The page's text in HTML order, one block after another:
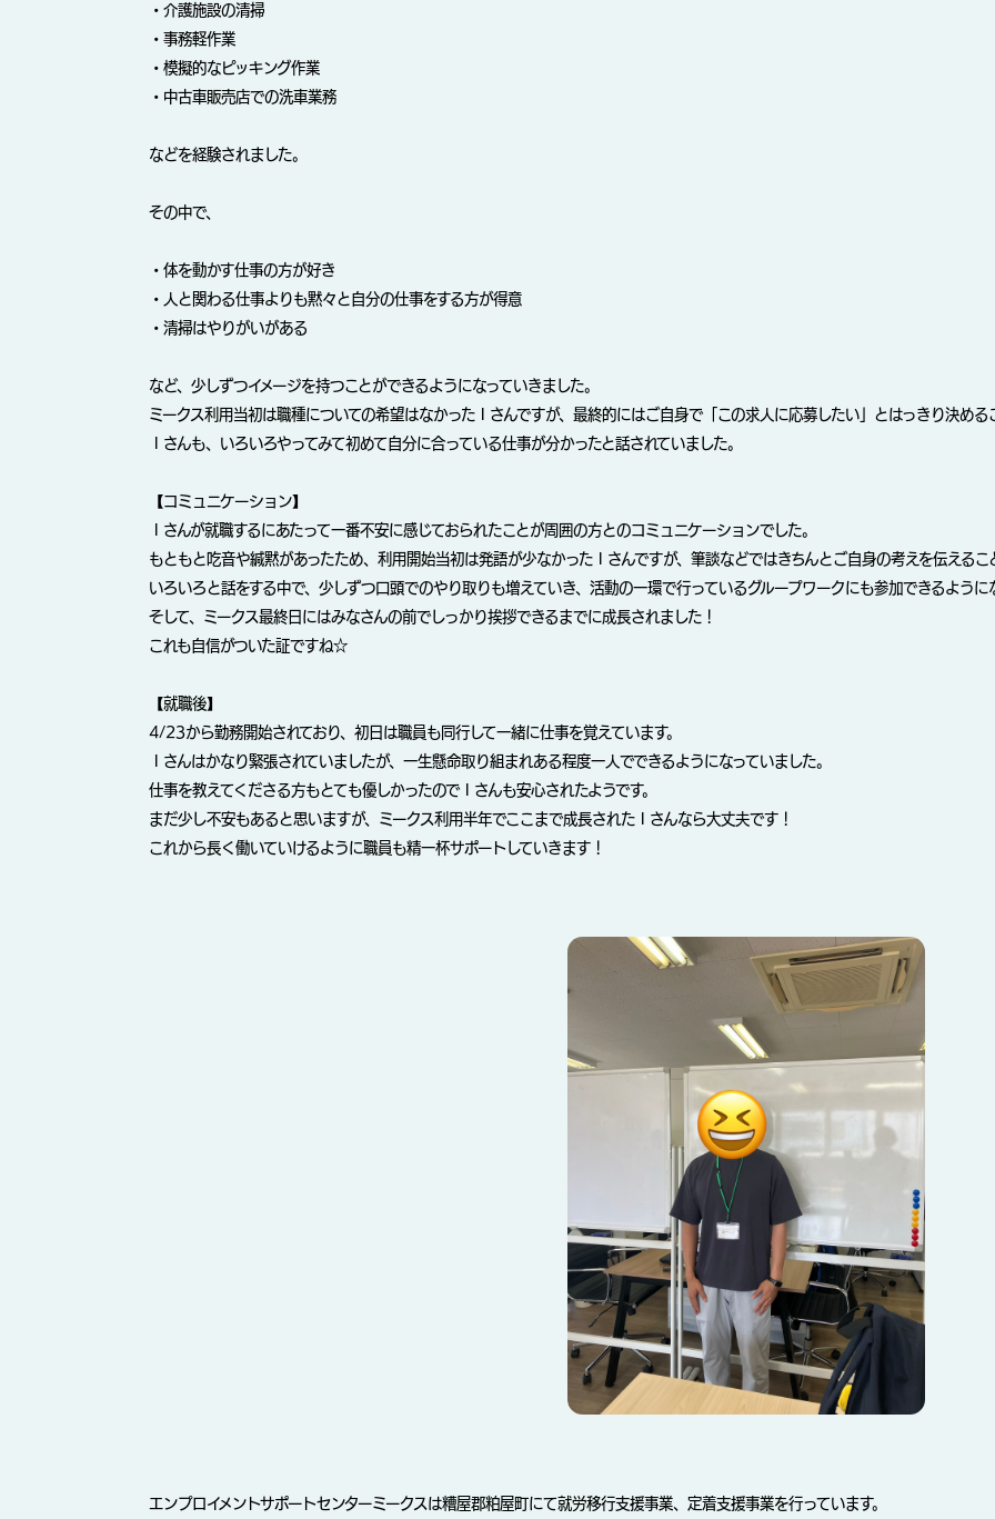
・介護施設の清掃
・事務軽作業
・模擬的なピッキング作業
・中古車販売店での洗車業務
などを経験されました。
その中で、
・体を動かす仕事の方が好き
・人と関わる仕事よりも黙々と自分の仕事をする方が得意
・清掃はやりがいがある
など、少しずつイメージを持つことができるようになっていきました。
ミークス利用当初は職種についての希望はなかったＩさんですが、最終的にはご自身で「この求人に応募したい」とはっきり決める
Ｉさんも、いろいろやってみて初めて自分に合っている仕事が分かったと話されていました。
【コミュニケーション】
Ｉさんが就職するにあたって一番不安に感じておられたことが周囲の方とのコミュニケーションでした。
もともと吃音や緘黙があったため、利用開始当初は発語が少なかったＩさんですが、筆談などではきちんとご自身の考えを伝える
いろいろと話をする中で、少しずつ口頭でのやり取りも増えていき、活動の一環で行っているグループワークにも参加できるように
そして、ミークス最終日にはみなさんの前でしっかり挨拶できるまでに成長されました！
これも自信がついた証ですね☆
【就職後】
4/23から勤務開始されており、初日は職員も同行して一緒に仕事を覚えています。
Ｉさんはかなり緊張されていましたが、一生懸命取り組まれある程度一人でできるようになっていました。
仕事を教えてくださる方もとても優しかったのでＩさんも安心されたようです。
まだ少し不安もあると思いますが、ミークス利用半年でここまで成長されたＩさんなら大丈夫です！
これから長く働いていけるように職員も精一杯サポートしていきます！
エンプロイメントサポートセンターミークスは糟屋郡粕屋町にて就労移行支援事業、定着支援事業を行っています。